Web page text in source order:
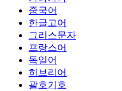
중국어
한글고어
그리스문자
프랑스어
독일어
히브리어
괄호기호